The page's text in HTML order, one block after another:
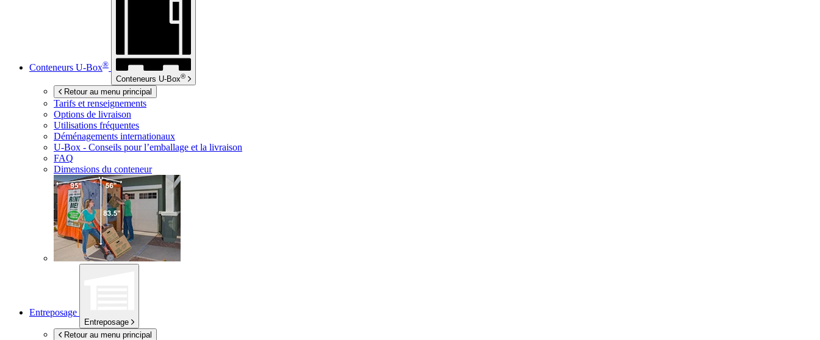
Conteneurs U-Box®
Conteneurs U-Box®
Retour au menu principal
Tarifs et renseignements
Options de livraison
Utilisations fréquentes
Déménagements internationaux
U-Box - Conseils pour l’emballage et la livraison
FAQ
Dimensions du conteneur
Entreposage
Entreposage
Retour au menu principal